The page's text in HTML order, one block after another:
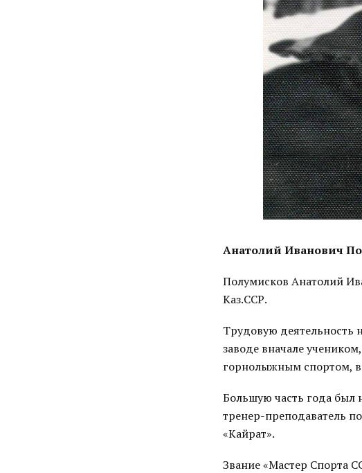
Анатолий Иванович
Полумисков Анатолий
Каз.ССР.
Трудовую деятельность
заводе вначале
горнолыжным спортом,
Большую часть года был
тренер-преподаватель
«Кайрат».
Звание «Мастер Спорта